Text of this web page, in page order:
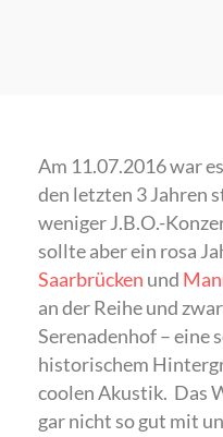
Am 11.07.2016 war
den letzten 3 Jahren
weniger J.B.O.-
sollte aber ein rosa
Saarbrücken und
an der Reihe und
Serenadenhof – eine
historischem
coolen Akustik. Das
gar nicht so gut mit